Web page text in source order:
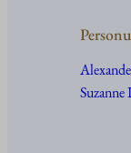
Suzanne